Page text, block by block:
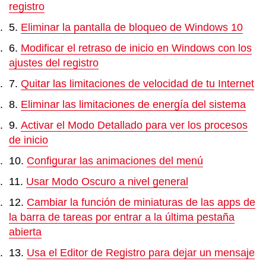
registro
Eliminar la pantalla de bloqueo de Windows 10
Modificar el retraso de inicio en Windows con los
ajustes del registro
Quitar las limitaciones de velocidad de tu Internet
Eliminar las limitaciones de energía del sistema
Activar el Modo Detallado para ver los procesos
de inicio
Configurar las animaciones del menú
Usar Modo Oscuro a nivel general
Cambiar la función de miniaturas de las apps de
la barra de tareas por entrar a la última pestaña
abierta
Usa el Editor de Registro para dejar un mensaje